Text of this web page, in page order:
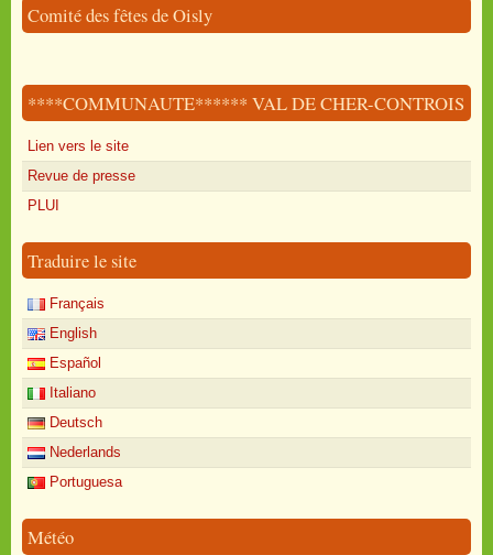
Comité des fêtes de Oisly
****COMMUNAUTE****** VAL DE CHER-CONTROIS
Lien vers le site
Revue de presse
PLUI
Traduire le site
Français
English
Español
Italiano
Deutsch
Nederlands
Portuguesa
Météo